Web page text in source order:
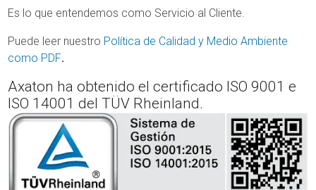
Es lo que entendemos como Servicio al Cliente.
Puede leer nuestro Política de Calidad y Medio Ambiente
como PDF.
Axaton ha obtenido el certificado ISO 9001 e
ISO 14001 del TÜV Rheinland.